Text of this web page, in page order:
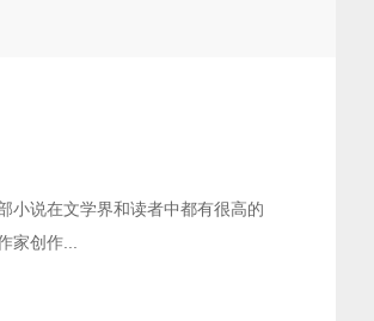
小说在文学界和读者中都有很高的
家创作...